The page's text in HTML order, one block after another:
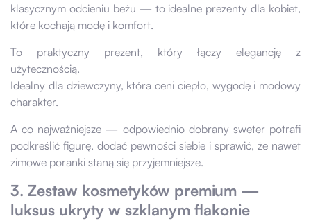
klasycznym odcieniu beżu — to idealne prezenty dla kobiet,
które kochają modę i komfort.
To praktyczny prezent, który łączy elegancję z
użytecznością.
Idealny dla dziewczyny, która ceni ciepło, wygodę i modowy
charakter.
A co najważniejsze — odpowiednio dobrany sweter potrafi
podkreślić figurę, dodać pewności siebie i sprawić, że nawet
zimowe poranki staną się przyjemniejsze.
3. Zestaw kosmetyków premium —
luksus ukryty w szklanym flakonie